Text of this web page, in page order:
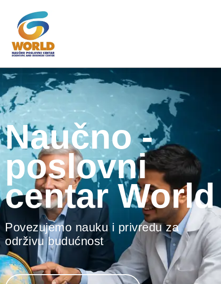
Naučno -
poslovni
centar World
Povezujemo nauku i privredu za
održivu budućnost